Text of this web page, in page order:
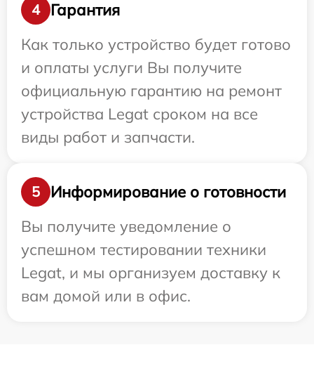
4
Гарантия
Как только устройство будет готово
и оплаты услуги Вы получите
официальную гарантию на ремонт
устройства Legat сроком на все
виды работ и запчасти.
5
Информирование о готовности
Вы получите уведомление о
успешном тестировании техники
Legat, и мы организуем доставку к
вам домой или в офис.